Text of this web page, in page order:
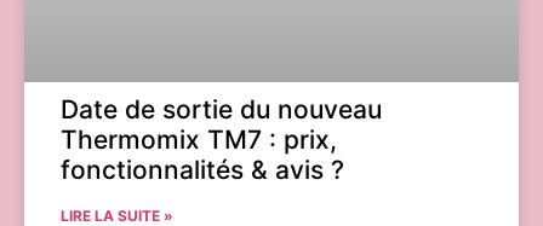
Date de sortie du nouveau
Thermomix TM7 : prix,
fonctionnalités & avis ?
LIRE LA SUITE »